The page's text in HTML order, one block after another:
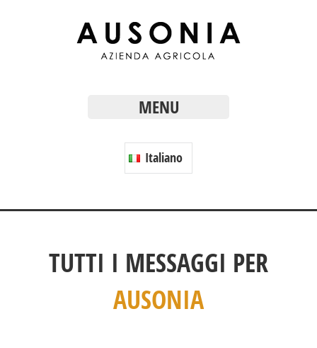
MENU
Italiano
TUTTI I MESSAGGI PER
AUSONIA